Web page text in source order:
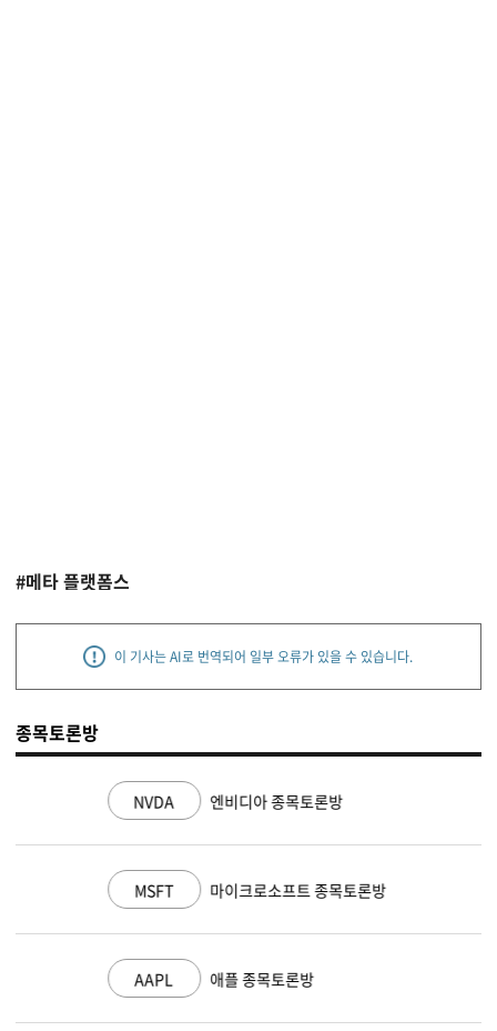
#메타 플랫폼스
이 기사는 AI로 번역되어 일부 오류가 있을 수 있습니다.
종목토론방
엔비디아 종목토론방
마이크로소프트 종목토론방
애플 종목토론방